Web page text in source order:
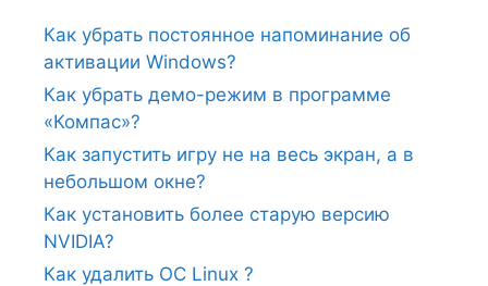
Как убрать постоянное напоминание об
активации Windows?
Как убрать демо-режим в программе
«Компас»?
Как запустить игру не на весь экран, а в
небольшом окне?
Как установить более старую версию
NVIDIA?
Как удалить ОС Linux ?